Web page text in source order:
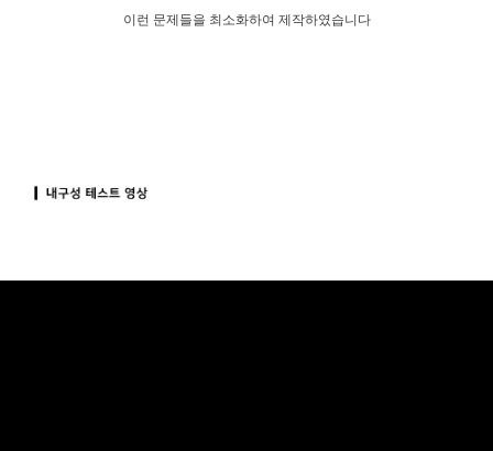
이런 문제들을 최소화하여 제작하였습니다